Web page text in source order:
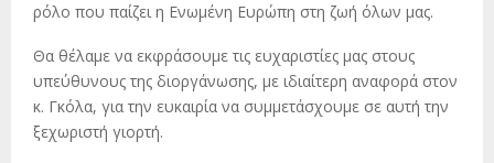
ρόλο που παίζει η Ενωμένη Ευρώπη στη ζωή όλων μας.
Θα θέλαμε να εκφράσουμε τις ευχαριστίες μας στους
υπεύθυνους της διοργάνωσης, με ιδιαίτερη αναφορά στον
κ. Γκόλα, για την ευκαιρία να συμμετάσχουμε σε αυτή την
ξεχωριστή γιορτή.